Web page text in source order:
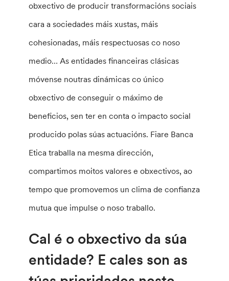
obxectivo de producir transformacións sociais
cara a sociedades máis xustas, máis
cohesionadas, máis respectuosas co noso
medio… As entidades financeiras clásicas
móvense noutras dinámicas co único
obxectivo de conseguir o máximo de
beneficios, sen ter en conta o impacto social
producido polas súas actuacións. Fiare Banca
Etica traballa na mesma dirección,
compartimos moitos valores e obxectivos, ao
tempo que promovemos un clima de confianza
mutua que impulse o noso traballo.
Cal é o obxectivo da súa
entidade? E cales son as